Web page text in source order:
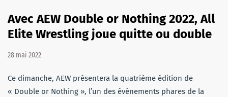
Avec AEW Double or Nothing 2022, All
Elite Wrestling joue quitte ou double
28 mai 2022
Ce dimanche, AEW présentera la quatrième édition de
« Double or Nothing », l’un des événements phares de la